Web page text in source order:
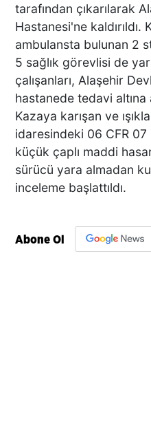
tarafından çıkarılarak
Hastanesi'ne kaldırıldı.
ambulansta bulunan 2
5 sağlık görevlisi de
çalışanları, Alaşehir
hastanede tedavi altına
Kazaya karışan ve
idaresindeki 06 CFR
küçük çaplı maddi
sürücü yara almadan
inceleme başlattıldı.
Abone Ol